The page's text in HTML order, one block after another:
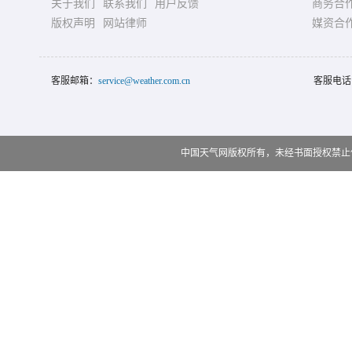
关于我们 联系我们
用户反馈
版权声明
网站律师
商务合
媒资合
客服邮箱： service@weather.com.cn 客服电
中国天气网版权所有，未经书面授权